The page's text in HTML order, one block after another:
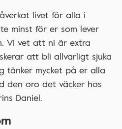
livet för alla i
minst för er som lever
Vi vet att ni är extra
att bli allvarligt sjuka
tänker mycket på er alla
den oro det väcker hos
Daniel.